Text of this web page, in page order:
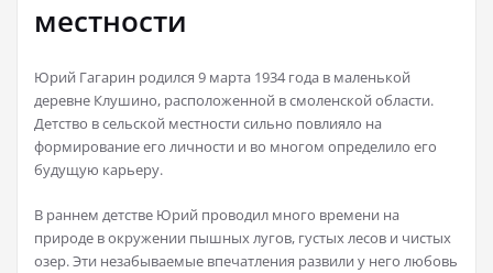
местности
Юрий Гагарин родился 9 марта 1934 года в маленькой
деревне Клушино, расположенной в смоленской области.
Детство в сельской местности сильно повлияло на
формирование его личности и во многом определило его
будущую карьеру.
В раннем детстве Юрий проводил много времени на
природе в окружении пышных лугов, густых лесов и чистых
озер. Эти незабываемые впечатления развили у него любовь